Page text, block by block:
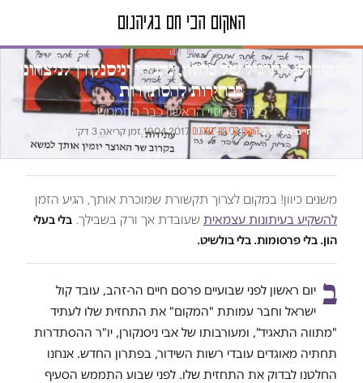
טור דעה
עתידות: התרגיל של כחלון, נתניהו וניסנקורן לניצחונו
בבחירות להסתדרות
סעיף החיזוי הראשון כבר התממש
חיים הר־זהב·המקום הכי חם בגיהנום·
19.04.2017
·זמן קריאה 3 דק׳
משנים כיוון! במקום לצרוך תקשורת שמוכרת אותך, הגיע הזמן
להשקיע בעיתונות עצמאית שעובדת אך ורק בשבילך. בלי בעלי
הון. בלי פרסומות. בלי בולשיט.
ב יום ראשון לפני שבועיים פרסם חיים הר-זהב, עובד קול
ישראל וחבר עמותת "המקום" את התחזית שלו לעתיד
"מתווה התאגיד", ומעורבותו של אבי ניסנקורן, יו"ר ההסתדרות
תחתיה מאוגדים עובדי רשות השידור, בפתרון החדש. אנחנו
החלטנו לבדוק את התחזית שלו. לפני שבוע התממש הסעיף